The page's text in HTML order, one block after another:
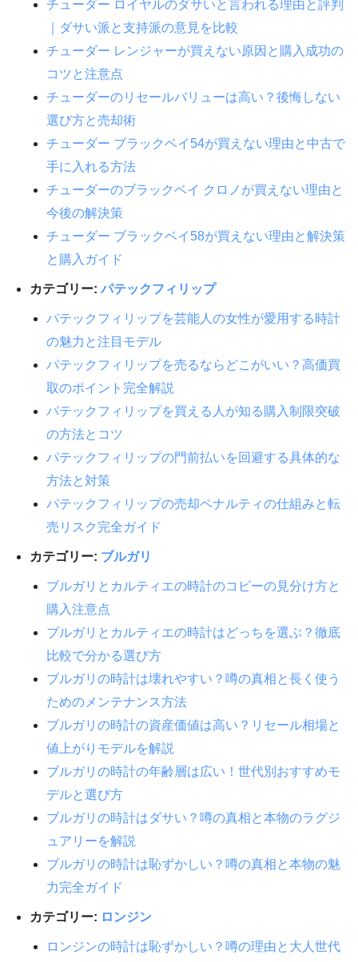
チューダー ロイヤルのダサいと言われる理由と評判
｜ダサい派と支持派の意見を比較
チューダー レンジャーが買えない原因と購入成功の
コツと注意点
チューダーのリセールバリューは高い？後悔しない
選び方と売却術
チューダー ブラックベイ54が買えない理由と中古で
手に入れる方法
チューダーのブラックベイ クロノが買えない理由と
今後の解決策
チューダー ブラックベイ58が買えない理由と解決策
と購入ガイド
カテゴリー: パテックフィリップ
パテックフィリップを芸能人の女性が愛用する時計
の魅力と注目モデル
パテックフィリップを売るならどこがいい？高価買
取のポイント完全解説
パテックフィリップを買える人が知る購入制限突破
の方法とコツ
パテックフィリップの門前払いを回避する具体的な
方法と対策
パテックフィリップの売却ペナルティの仕組みと転
売リスク完全ガイド
カテゴリー: ブルガリ
ブルガリとカルティエの時計のコピーの見分け方と
購入注意点
ブルガリとカルティエの時計はどっちを選ぶ？徹底
比較で分かる選び方
ブルガリの時計は壊れやすい？噂の真相と長く使う
ためのメンテナンス方法
ブルガリの時計の資産価値は高い？リセール相場と
値上がりモデルを解説
ブルガリの時計の年齢層は広い！世代別おすすめモ
デルと選び方
ブルガリの時計はダサい？噂の真相と本物のラグジ
ュアリーを解説
ブルガリの時計は恥ずかしい？噂の真相と本物の魅
力完全ガイド
カテゴリー: ロンジン
ロンジンの時計は恥ずかしい？噂の理由と大人世代